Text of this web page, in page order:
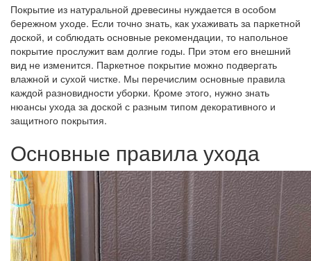
Покрытие из натуральной древесины нуждается в особом
бережном уходе. Если точно знать, как ухаживать за паркетной
доской, и соблюдать основные рекомендации, то напольное
покрытие прослужит вам долгие годы. При этом его внешний
вид не изменится. Паркетное покрытие можно подвергать
влажной и сухой чистке. Мы перечислим основные правила
каждой разновидности уборки. Кроме этого, нужно знать
нюансы ухода за доской с разным типом декоративного и
защитного покрытия.
Основные правила ухода